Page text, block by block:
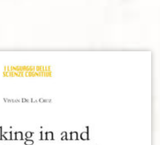
Aggiungi alla lista dei desideri